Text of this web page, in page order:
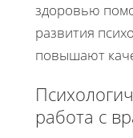
здоровью
развития
повышают
работа с